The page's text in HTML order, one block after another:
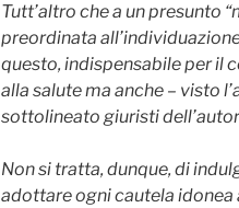
Tutt’altro che a un presunto
preordinata
questo, indispensabile per il
alla salute ma anche – visto
sottolineato giuristi
Non si tratta, dunque, di
adottare ogni cautela idonea